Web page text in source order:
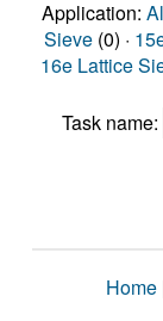
Application:
Sieve (0) ·
16e Lattice
Task name:
Home